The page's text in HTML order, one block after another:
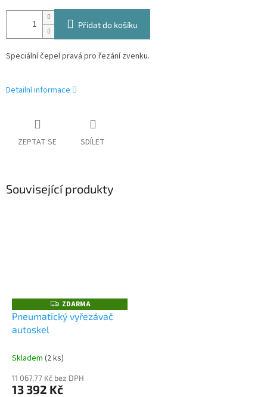
Přidat do košíku
Speciální čepel pravá pro řezání zvenku.
Detailní informace
ZEPTAT SE SDÍLET
Související produkty
Z
D
A
ZDARMA
Pneumatický vyřezávač
autoskel
Skladem (2 ks)
11 067,77 Kč bez DPH
13 392 Kč